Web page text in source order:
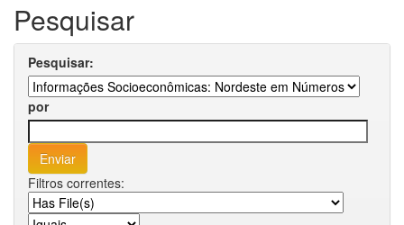
Pesquisar
Pesquisar:
por
Filtros correntes: